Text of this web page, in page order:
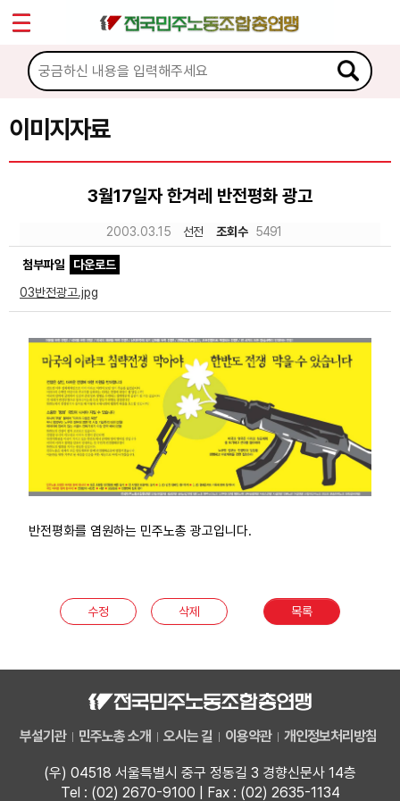
이미지자료
3월17일자 한겨레 반전평화 광고
2003.03.15 선전 조회수 5491
첨부파일
다운로드
03반전광고.jpg
반전평화를 염원하는 민주노총 광고입니다.
수정 삭제 목록
부설기관 민주노총 소개 오시는 길 이용약관 개인정보처리방침
(우) 04518 서울특별시 중구 정동길 3 경향신문사 14층
Tel : (02) 2670-9100 | Fax : (02) 2635-1134
마이페이지
소개
소식
문서자료
미디어자료
카드뉴스
부설기관
Sketchbook5, 스케치북5
Sketchbook5, 스케치북5